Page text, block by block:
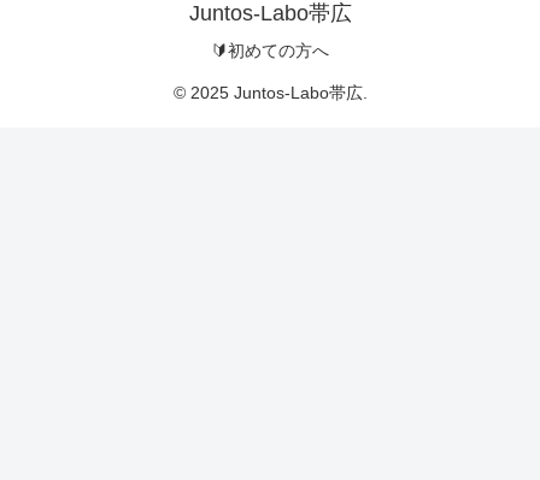
Juntos-Labo帯広
🔰初めての方へ
© 2025 Juntos-Labo帯広.